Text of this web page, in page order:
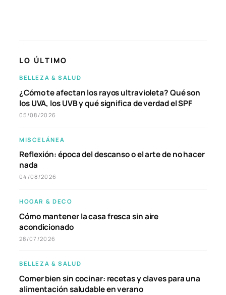
LO ÚLTIMO
BELLEZA & SALUD
¿Cómo te afectan los rayos ultravioleta? Qué son
los UVA, los UVB y qué significa de verdad el SPF
05/08/2026
MISCELÁNEA
Reflexión: época del descanso o el arte de no hacer
nada
04/08/2026
HOGAR & DECO
Cómo mantener la casa fresca sin aire
acondicionado
28/07/2026
BELLEZA & SALUD
Comer bien sin cocinar: recetas y claves para una
alimentación saludable en verano